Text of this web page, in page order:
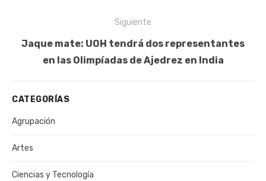
Siguiente
Siguiente
publicación:
Jaque mate: UOH tendrá dos representantes
en las Olimpíadas de Ajedrez en India
CATEGORÍAS
Agrupación
Artes
Ciencias y Tecnología